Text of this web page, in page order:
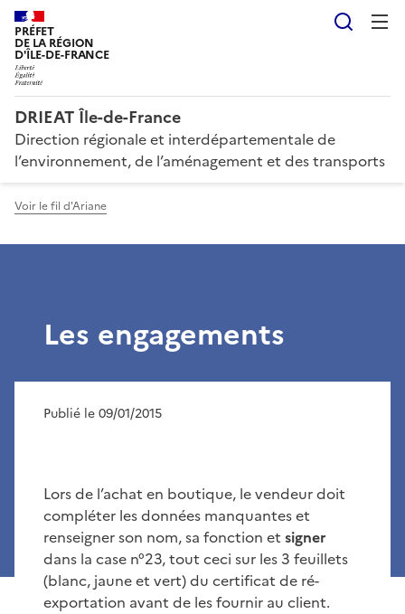
PRÉFET
DE LA RÉGION
D'ÎLE-DE-FRANCE
DRIEAT Île-de-France
Direction régionale et interdépartementale de
l’environnement, de l’aménagement et des transports
Voir le fil d'Ariane
Les engagements
Publié le 09/01/2015
Lors de l’achat en boutique, le vendeur doit
compléter les données manquantes et
renseigner son nom, sa fonction et signer
dans la case n°23, tout ceci sur les 3 feuillets
(blanc, jaune et vert) du certificat de ré-
exportation avant de les fournir au client.